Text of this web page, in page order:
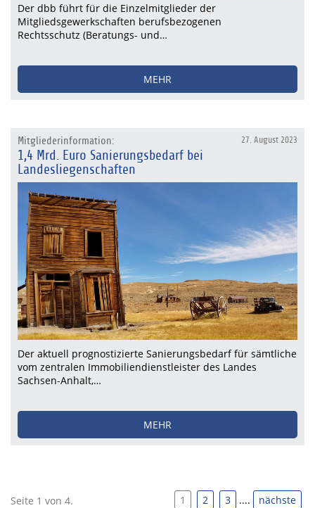
Der dbb führt für die Einzelmitglieder der
Mitgliedsgewerkschaften berufsbezogenen
Rechtsschutz (Beratungs- und…
MEHR
27. August 2023
Mitgliederinformation:
1,4 Mrd. Euro Sanierungsbedarf bei
Landesliegenschaften
Der aktuell prognostizierte Sanierungsbedarf für sämtliche
vom zentralen Immobiliendienstleister des Landes
Sachsen-Anhalt,…
MEHR
Seite 1 von 4. 1 2 3 .... nächste